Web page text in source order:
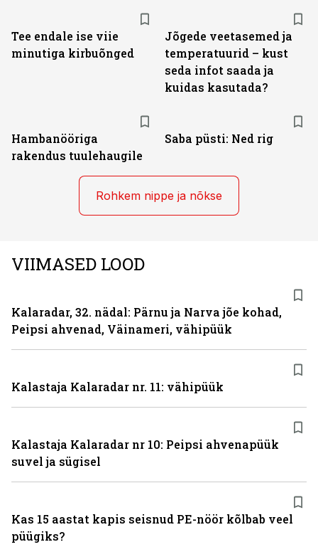
Tee endale ise viie
minutiga kirbuõnged
Jõgede veetasemed ja
temperatuurid – kust
seda infot saada ja
kuidas kasutada?
Hambanööriga
rakendus tuulehaugile
Saba püsti: Ned rig
Rohkem nippe ja nõkse
VIIMASED LOOD
Kalaradar, 32. nädal: Pärnu ja Narva jõe kohad,
Peipsi ahvenad, Väinameri, vähipüük
Kalastaja Kalaradar nr. 11: vähipüük
Kalastaja Kalaradar nr 10: Peipsi ahvenapüük
suvel ja sügisel
Kas 15 aastat kapis seisnud PE-nöör kõlbab veel
püügiks?